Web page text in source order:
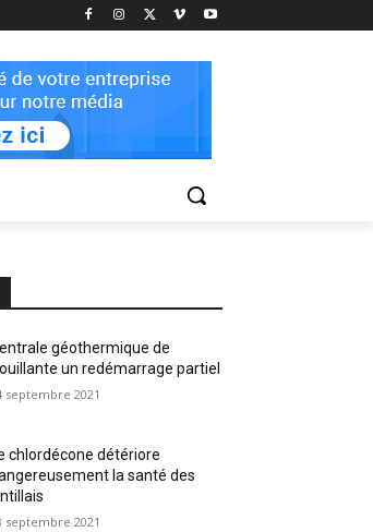
géothermique de
un redémarrage partiel
septembre 2021
chlordécone détériore
la santé des
septembre 2021